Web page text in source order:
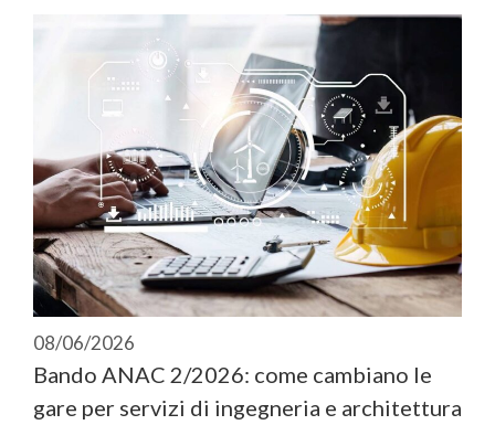
08/06/2026
Bando ANAC 2/2026: come cambiano le
gare per servizi di ingegneria e architettura